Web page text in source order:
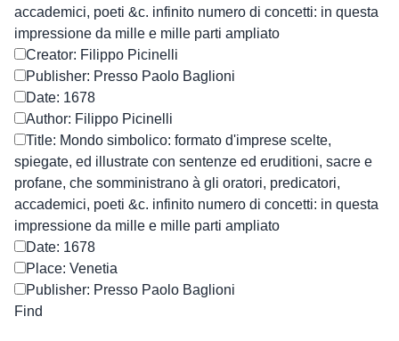
accademici, poeti &c. infinito numero di concetti: in questa
impressione da mille e mille parti ampliato
Creator: Filippo Picinelli
Publisher: Presso Paolo Baglioni
Date: 1678
Author: Filippo Picinelli
Title: Mondo simbolico: formato d'imprese scelte,
spiegate, ed illustrate con sentenze ed eruditioni, sacre e
profane, che somministrano à gli oratori, predicatori,
accademici, poeti &c. infinito numero di concetti: in questa
impressione da mille e mille parti ampliato
Date: 1678
Place: Venetia
Publisher: Presso Paolo Baglioni